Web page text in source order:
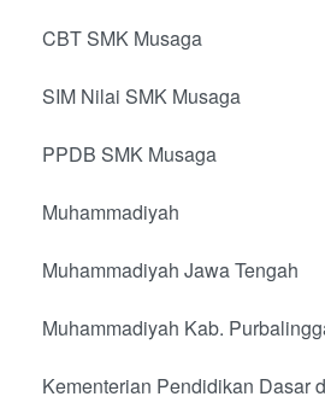
CBT SMK Musaga
SIM Nilai SMK Musaga
PPDB SMK Musaga
Muhammadiyah
Muhammadiyah Jawa Tengah
Muhammadiyah Kab.
Kementerian Pendidikan Dasar